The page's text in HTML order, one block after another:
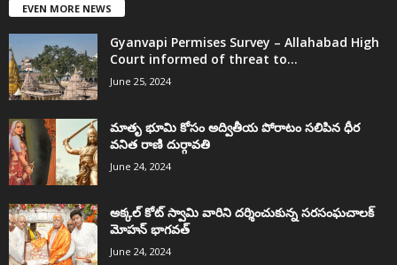
EVEN MORE NEWS
Gyanvapi Permises Survey – Allahabad High
Court informed of threat to...
June 25, 2024
మాతృ భూమి కోసం అద్వితీయ పోరాటం సలిపిన ధీర
వనిత రాణి దుర్గావతి
June 24, 2024
అక్కల్‌ కోట్‌ స్వామి వారిని దర్శించుకున్న సరసంఘచాలక్
మోహన్ భాగవత్
June 24, 2024